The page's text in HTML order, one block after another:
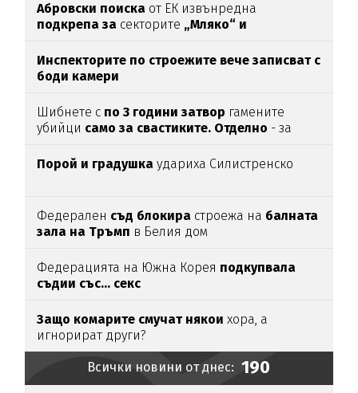
Абровски поиска от ЕК извънредна
подкрепа за секторите „Мляко“ и
Инспекторите по строежите вече записват с
боди камери
Шибнете с по 3 години затвор гамените
убийци само за свастиките. Отделно - за
Порой и градушка удариха Силистренско
Федерален съд блокира строежа на балната
зала на Тръмп в Белия дом
Федерацията на Южна Корея подкупвала
съдии със... секс
Защо комарите смучат някои хора, а
игнорират други?
Всички новини от днес: 190